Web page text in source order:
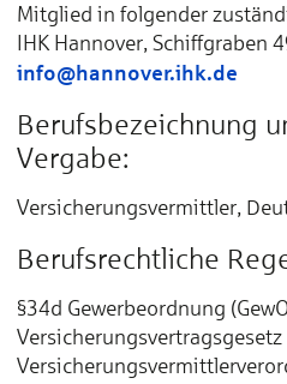
Mitglied in folgender
IHK Hannover, Schiffgraben
info@hannover.ihk.de
Berufsbezeichnung
Vergabe:
Versicherungsvermittler,
Berufsrechtliche
§34d Gewerbeordnung
Versicherungsvertragsgesetz